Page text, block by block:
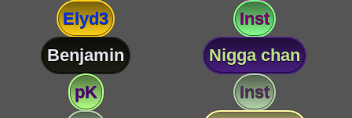
Elyd3
Inst
Benjamin
Nigga chan
pK
Inst